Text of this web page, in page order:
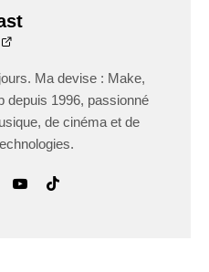
Ma devise : Make,
depuis 1996, passionné
de cinéma et de